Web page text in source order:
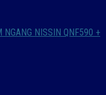
NGANG NISSIN QNF590 +